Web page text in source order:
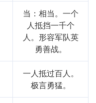
当：相当。一个
人抵挡一千个
人。形容军队英
勇善战。
一人抵过百人。
极言勇猛。